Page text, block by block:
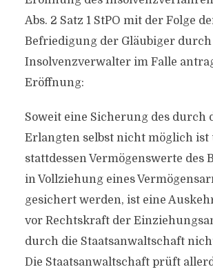
Abs. 2 Satz 1 StPO mit der Folge
Befriedigung der Gläubiger durch
Insolvenzverwalter im Falle
Eröffnung:
Soweit eine Sicherung des durch
Erlangten selbst nicht möglich ist
stattdessen Vermögenswerte des
in Vollziehung eines
gesichert werden, ist eine
vor Rechtskraft der
durch die Staatsanwaltschaft
Die Staatsanwaltschaft prüft